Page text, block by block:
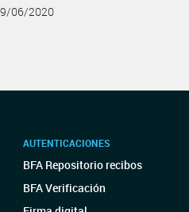
06/2020
AUTENTICACIONES
BFA Repositorio recibos
BFA Verificación